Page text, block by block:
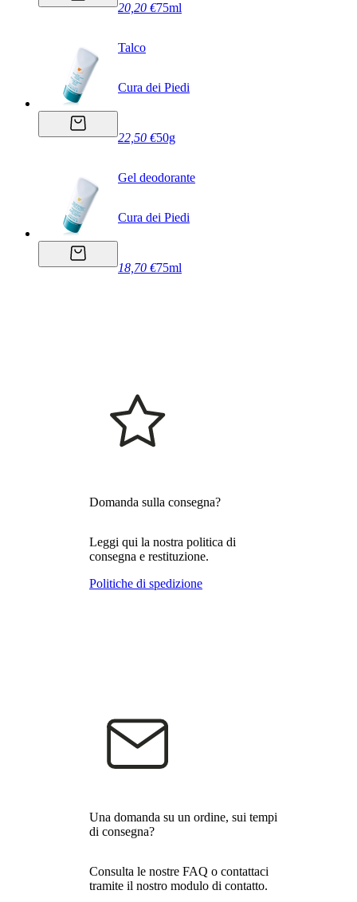
20,20 €75ml
Talco
Cura dei Piedi
22,50 €50g
Gel deodorante
Cura dei Piedi
18,70 €75ml
Domanda sulla consegna?
Leggi qui la nostra politica di
consegna e restituzione.
Politiche di spedizione
Una domanda su un ordine, sui tempi
di consegna?
Consulta le nostre FAQ o contattaci
tramite il nostro modulo di contatto.